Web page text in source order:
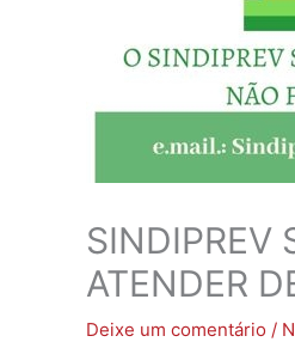
SINDIPREV
ATENDER
Deixe um comentário /